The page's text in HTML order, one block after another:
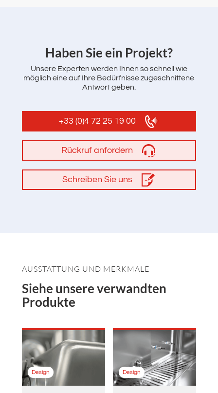
‌Haben Sie ein Projekt?
Unsere Experten werden Ihnen so schnell wie
möglich eine auf Ihre Bedürfnisse zugeschnittene
Antwort geben.
+33 (0)4 72 25 19 00
Rückruf anfordern
Schreiben Sie uns
AUSSTATTUNG UND MERKMALE
Siehe unsere verwandten
Produkte
Design Design